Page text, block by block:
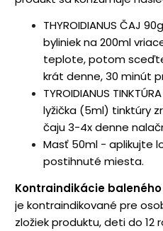
THYROIDIANUS ČAJ
byliniek na 200ml
teplote, potom
krát denne, 30 minút
TYROIDIANUS
lyžička (5ml) tinktúry
čaju 3-4x denne
Masť 50ml - aplikujte
postihnuté miesta.
Kontraindikácie
je kontraindikované pre
zložiek produktu, deti do 12